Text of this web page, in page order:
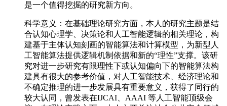
是一个值得挖掘的研究新方向。
科学意义：在基础理论研究方面，本人的研究主题是结
合认知心理学、决策论和人工智能逻辑的相关理论，构
建基于主体认知刻画的智能算法和计算模型，为新型人
工智能算法提供逻辑机制依据和新的“理性”支撑。该研
究对进一步研究有限理性下或认知偏向下的智能算法构
建具有很大的参考价值，对人工智能技术、经济理论和
不确定推理的进一步发展具有重要意义，获得了同行的
较大认同，曾发表在IJCAI、AAAI 等人工智能顶级会